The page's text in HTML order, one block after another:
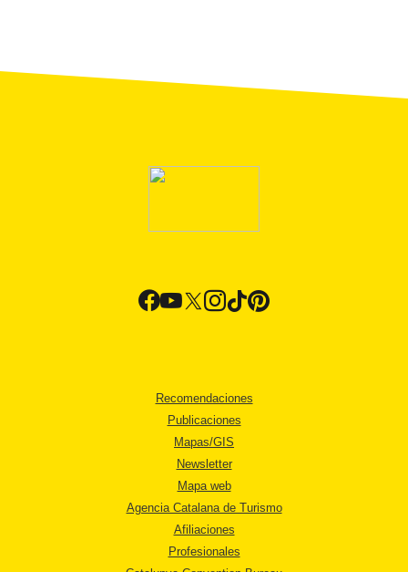
Recomendaciones
Publicaciones
Mapas/GIS
Newsletter
Mapa web
Agencia Catalana de Turismo
Afiliaciones
Profesionales